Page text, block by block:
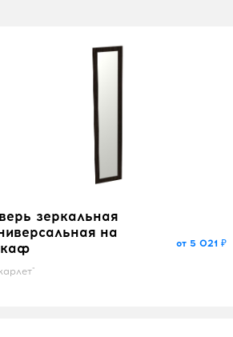
зеркальная
на
от 5 021 ₽